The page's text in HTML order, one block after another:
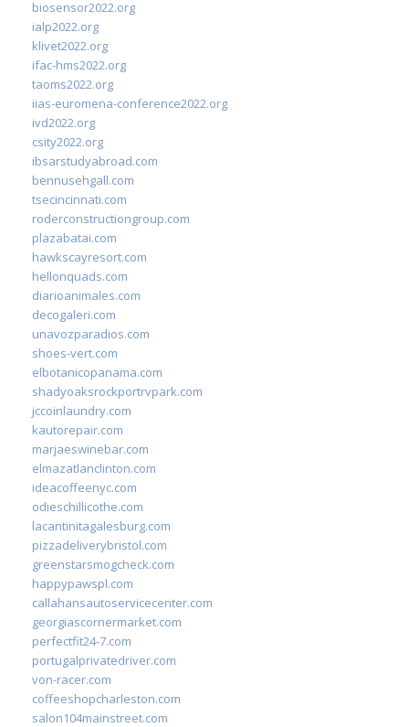
biosensor2022.org
ialp2022.org
klivet2022.org
ifac-hms2022.org
taoms2022.org
iias-euromena-conference2022.org
ivd2022.org
csity2022.org
ibsarstudyabroad.com
bennusehgall.com
tsecincinnati.com
roderconstructiongroup.com
plazabatai.com
hawkscayresort.com
hellonquads.com
diarioanimales.com
decogaleri.com
unavozparadios.com
shoes-vert.com
elbotanicopanama.com
shadyoaksrockportrvpark.com
jccoinlaundry.com
kautorepair.com
marjaeswinebar.com
elmazatlanclinton.com
ideacoffeenyc.com
odieschillicothe.com
lacantinitagalesburg.com
pizzadeliverybristol.com
greenstarsmogcheck.com
happypawspl.com
callahansautoservicecenter.com
georgiascornermarket.com
perfectfit24-7.com
portugalprivatedriver.com
von-racer.com
coffeeshopcharleston.com
salon104mainstreet.com